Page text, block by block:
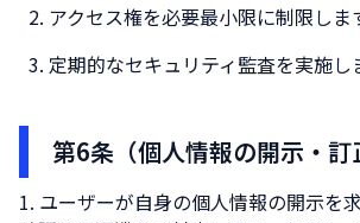
アクセス権を必要最小限に制限しま
定期的なセキュリティ監査を実施し
第6条（個人情報の開示・訂
ユーザーが自身の個人情報の開示を